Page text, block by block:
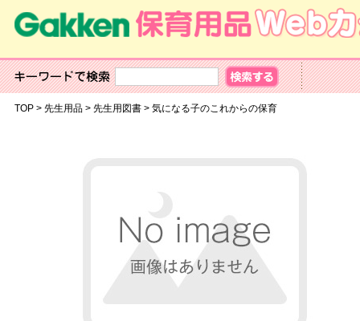
TOP> 先生用品> 先生用図書> 気になる子のこれからの保育